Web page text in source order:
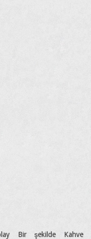
Bir şekilde Kahve